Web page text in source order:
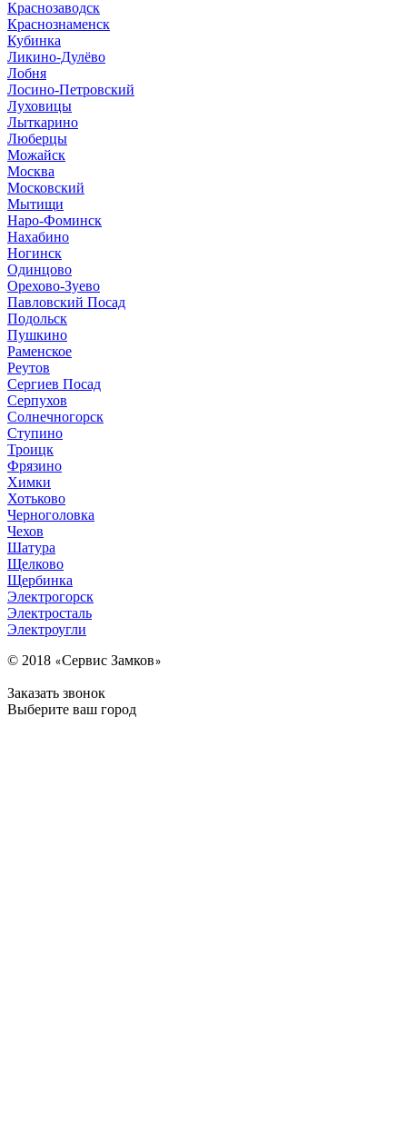
Краснозаводск
Краснознаменск
Кубинка
Ликино-Дулёво
Лобня
Лосино-Петровский
Луховицы
Лыткарино
Люберцы
Можайск
Москва
Московский
Мытищи
Наро-Фоминск
Нахабино
Ногинск
Одинцово
Орехово-Зуево
Павловский Посад
Подольск
Пушкино
Раменское
Реутов
Сергиев Посад
Серпухов
Солнечногорск
Ступино
Троицк
Фрязино
Химки
Хотьково
Черноголовка
Чехов
Шатура
Щелково
Щербинка
Электрогорск
Электросталь
Электроугли
© 2018 «Сервис Замков»
Заказать звонок
Выберите ваш город